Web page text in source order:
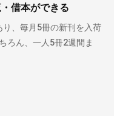
借本ができる
、毎月5冊の新刊を入荷
ろん、一人5冊2週間ま